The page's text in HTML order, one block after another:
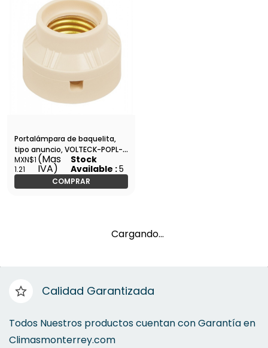
Portalámpara de baquelita,
tipo anuncio, VOLTECK-POPL-
12 / 46517
MXN$1
1.21
(Mas
IVA)
Stock
Available :5
COMPRAR
Cargando…
Calidad Garantizada
Todos Nuestros productos cuentan con Garantía en
Climasmonterrey.com